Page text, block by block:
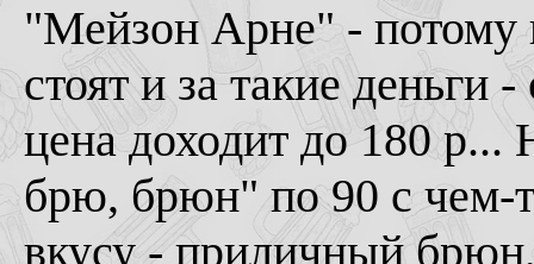
"Мейзон Арне" - потому
стоят и за такие
цена доходит до 180 р...
брю, брюн" по 90 с чем-
вкусу - приличный